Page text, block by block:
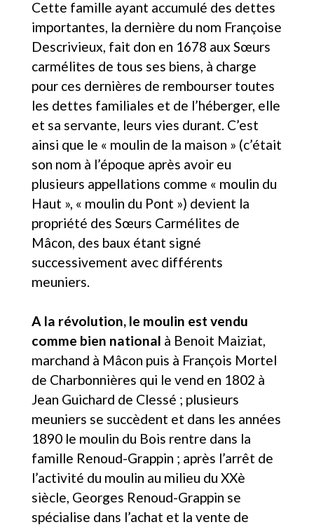
Cette famille ayant accumulé des dettes
importantes, la dernière du nom Françoise
Descrivieux, fait don en 1678 aux Sœurs
carmélites de tous ses biens, à charge
pour ces dernières de rembourser toutes
les dettes familiales et de l’héberger, elle
et sa servante, leurs vies durant. C’est
ainsi que le « moulin de la maison » (c’était
son nom à l’époque après avoir eu
plusieurs appellations comme « moulin du
Haut », « moulin du Pont ») devient la
propriété des Sœurs Carmélites de
Mâcon, des baux étant signé
successivement avec différents
meuniers.
A la révolution, le moulin est vendu
comme bien national à Benoit Maiziat,
marchand à Mâcon puis à François Mortel
de Charbonnières qui le vend en 1802 à
Jean Guichard de Clessé ; plusieurs
meuniers se succèdent et dans les années
1890 le moulin du Bois rentre dans la
famille Renoud-Grappin ; après l’arrêt de
l’activité du moulin au milieu du XXè
siècle, Georges Renoud-Grappin se
spécialise dans l’achat et la vente de